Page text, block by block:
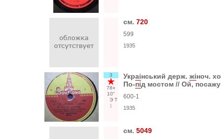
см. 720
599
1935
3
78○
10"
Э Т
1
Украiнський держ. жiноч.
По-пiд мостом // Ой,
600-1
1935
см. 5049